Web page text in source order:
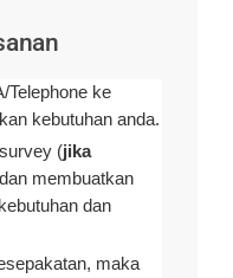
Telephone ke
kebutuhan anda.
(jika
membuatkan
dan
maka